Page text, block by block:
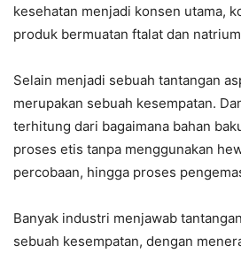
kesehatan menjadi konsen utama,
produk bermuatan ftalat dan
Selain menjadi sebuah tantangan
merupakan sebuah kesempatan.
terhitung dari bagaimana bahan
proses etis tanpa menggunakan
percobaan, hingga proses
Banyak industri menjawab
sebuah kesempatan, dengan